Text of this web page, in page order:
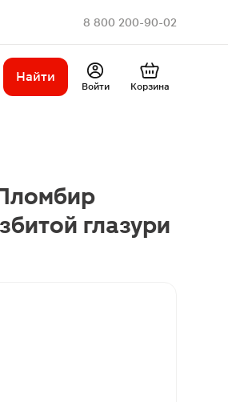
8 800 200-90-02
Найти
Войти Корзина
глазури